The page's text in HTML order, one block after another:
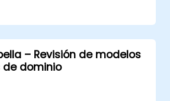
hasta la arquitectura
para construir, analizar
de sistemas;
prácticas en el
mediante un caso real
– Revisión de modelos
de dominio